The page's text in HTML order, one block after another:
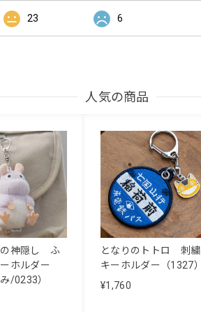
23 6
人気の商品
の神隠し ふ
ホルダー
/0233）
となりのトトロ 刺繍
キーホルダー（1327）
¥1,760